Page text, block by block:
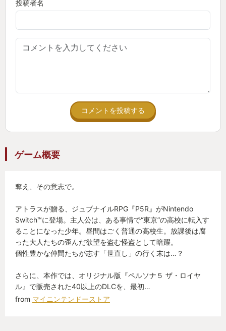
投稿者名
コメントを投稿する
ゲーム概要
奪え、その意志で。
アトラスが贈る、ジュブナイルRPG『P5R』がNintendo
Switch™に登場。主人公は、ある事情で“東京”の高校に転入す
ることになった少年。昼間はごく普通の高校生。放課後は腐
った大人たちの歪んだ欲望を盗む怪盗として暗躍。
個性豊かな仲間たちが志す「世直し」の行く末は…？
さらに、本作では、オリジナル版『ペルソナ５ ザ・ロイヤ
ル』で販売された40以上のDLCを、最初…
from マイニンテンドーストア